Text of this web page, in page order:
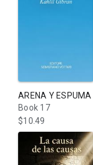
ARENA Y ESPUMA
Book 17
$10.49